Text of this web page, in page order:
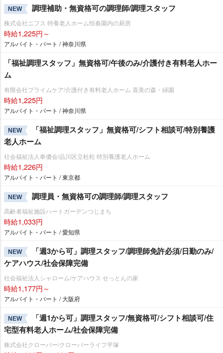
NEW 調理補助・無資格可の調理師/調理スタッフ
株式会社ニフス 特養老人ホーム恒春園内の厨房
時給1,225円～
アルバイト・パート / 神奈川県
「福祉調理スタッフ」無資格可/午後のみ/介護付き有料老人ホー
ム
有限会社プライムケア/介護付き有料老人ホーム 喜美の森・緑園
時給1,225円
アルバイト・パート / 神奈川県
NEW
「福祉調理スタッフ」無資格可/シフト相談可/特別養護
老人ホーム
社会福祉法人奉優会/品川区立杜松 特別養護老人ホーム
時給1,226円
アルバイト・パート / 東京都
NEW 調理員・無資格可の調理師/調理スタッフ
高齢者福祉施設ハートガーデンつじまち
時給1,033円
アルバイト・パート / 愛知県
NEW
「週3から可」調理スタッフ/調理師免許必須/日勤のみ/
ケアハウス/社会保障完備
社会福祉法人シャローム/ケアハウス せっとんの家
時給1,177円～
アルバイト・パート / 大阪府
NEW
「週1から可」調理スタッフ/無資格可/シフト相談可/住
宅型有料老人ホーム/社会保障完備
株式会社クローバー/クローバーライフ平塚